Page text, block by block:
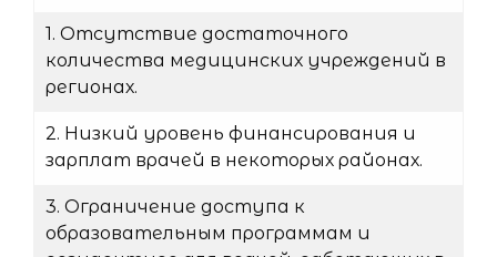
1. Отсутствие достаточного
количества медицинских учреждений в
регионах.
2. Низкий уровень финансирования и
зарплат врачей в некоторых районах.
3. Ограничение доступа к
образовательным программам и